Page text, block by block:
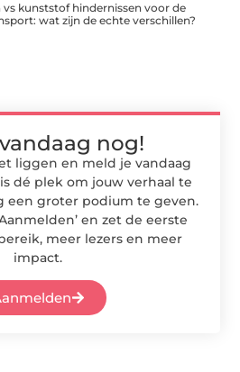
vs kunststof hindernissen voor de
wat zijn de echte verschillen?
nog!
liggen en meld je vandaag
dé plek om jouw verhaal te
een groter podium te geven.
en zet de eerste
meer lezers en meer
impact.